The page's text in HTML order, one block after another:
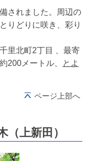
されました。周辺の
りどりに咲き、彩り
千里北町2丁目 、最寄
200メートル、
とよ
ページ上部へ
上新田）